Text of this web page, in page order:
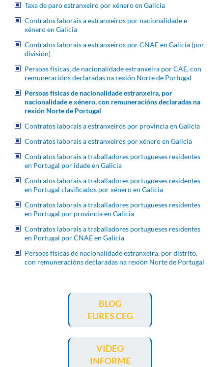
Taxa de paro estranxeiro por xénero en Galicia
Contratos laborais a estranxeiros por nacionalidade e
xénero en Galicia
Contratos laborais a estranxeiros por CNAE en Galicia (por
división)
Persoas físicas, de nacionalidade estranxeira por CAE, con
remuneracións declaradas na rexión Norte de Portugal
Persoas físicas de nacionalidade estranxeira, por
nacionalidade e xénero, con remuneracións declaradas na
rexión Norte de Portugal
Contratos laborais a estranxeiros por provincia en Galicia
Contratos laborais a estranxeiros por xénero en Galicia
Contratos laborais a traballadores portugueses residentes
en Portugal por idade en Galicia
Contratos laborais a traballadores portugueses residentes
en Portugal clasificados por xénero en Galicia
Contratos laborais a traballadores portugueses residentes
en Portugal por provincia en Galicia
Contratos laborais a traballadores portugueses residentes
en Portugal por CNAE en Galicia
Persoas físicas de nacionalidade estranxeira, por distrito,
con remuneracións declaradas na rexión Norte de Portugal
BLOG
EURES CEG
VIDEO
INFORME